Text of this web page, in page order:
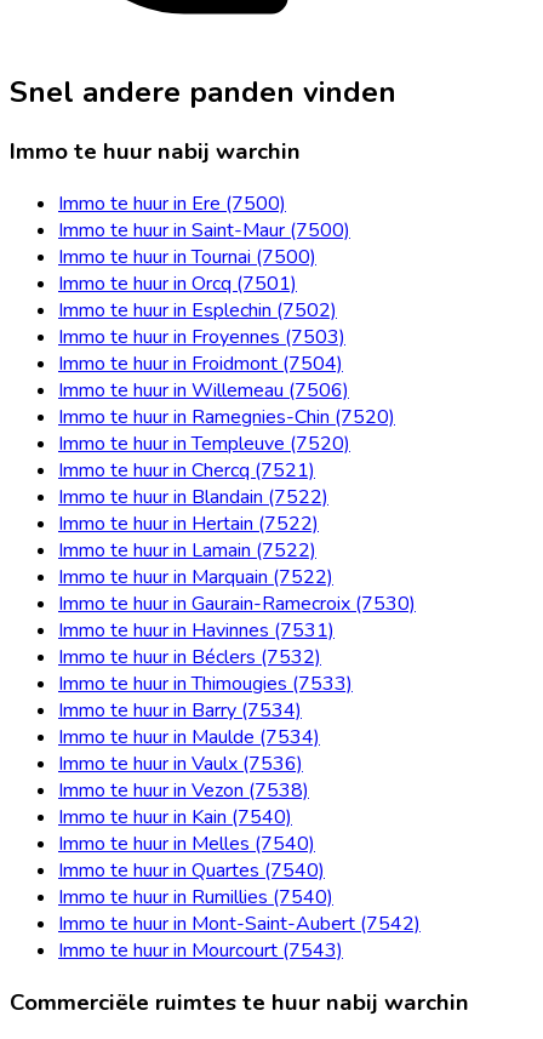
Snel andere panden vinden
Immo te huur nabij warchin
Immo te huur in Ere (7500)
Immo te huur in Saint-Maur (7500)
Immo te huur in Tournai (7500)
Immo te huur in Orcq (7501)
Immo te huur in Esplechin (7502)
Immo te huur in Froyennes (7503)
Immo te huur in Froidmont (7504)
Immo te huur in Willemeau (7506)
Immo te huur in Ramegnies-Chin (7520)
Immo te huur in Templeuve (7520)
Immo te huur in Chercq (7521)
Immo te huur in Blandain (7522)
Immo te huur in Hertain (7522)
Immo te huur in Lamain (7522)
Immo te huur in Marquain (7522)
Immo te huur in Gaurain-Ramecroix (7530)
Immo te huur in Havinnes (7531)
Immo te huur in Béclers (7532)
Immo te huur in Thimougies (7533)
Immo te huur in Barry (7534)
Immo te huur in Maulde (7534)
Immo te huur in Vaulx (7536)
Immo te huur in Vezon (7538)
Immo te huur in Kain (7540)
Immo te huur in Melles (7540)
Immo te huur in Quartes (7540)
Immo te huur in Rumillies (7540)
Immo te huur in Mont-Saint-Aubert (7542)
Immo te huur in Mourcourt (7543)
Commerciële ruimtes te huur nabij warchin